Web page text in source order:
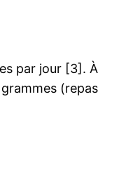
par jour [3]. À
(repas